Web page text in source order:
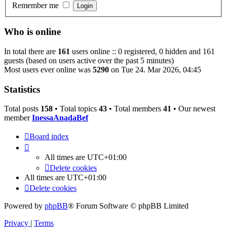
Remember me
Who is online
In total there are 161 users online :: 0 registered, 0 hidden and 161
guests (based on users active over the past 5 minutes)
Most users ever online was 5290 on Tue 24. Mar 2026, 04:45
Statistics
Total posts 158 • Total topics 43 • Total members 41 • Our newest
memberInessaAnadaBef
Board index
All times are UTC+01:00
Delete cookies
All times are UTC+01:00
Delete cookies
Powered by phpBB® Forum Software © phpBB Limited
Privacy | Terms